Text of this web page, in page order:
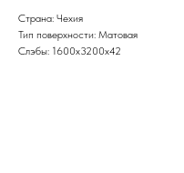
Страна: Чехия
Тип поверхности: Матовая
Слэбы: 1600х3200х42